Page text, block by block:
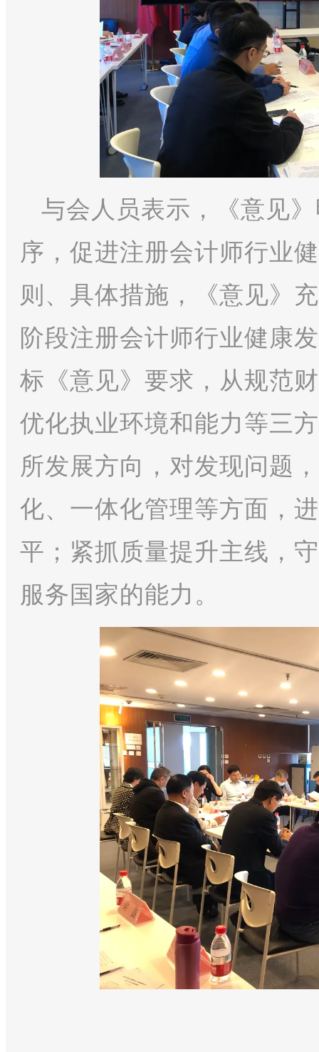
与会人员表示，《意见
序，促进注册会计师行业
则、具体措施，《意见》
阶段注册会计师行业健康
标《意见》要求，从规范
优化执业环境和能力等三
所发展方向，对发现问题
化、一体化管理等方面，
平； 紧抓质量提升主线，
服务国家的能力。